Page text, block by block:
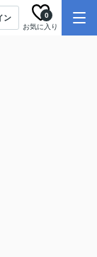
ン
お気に入り
0